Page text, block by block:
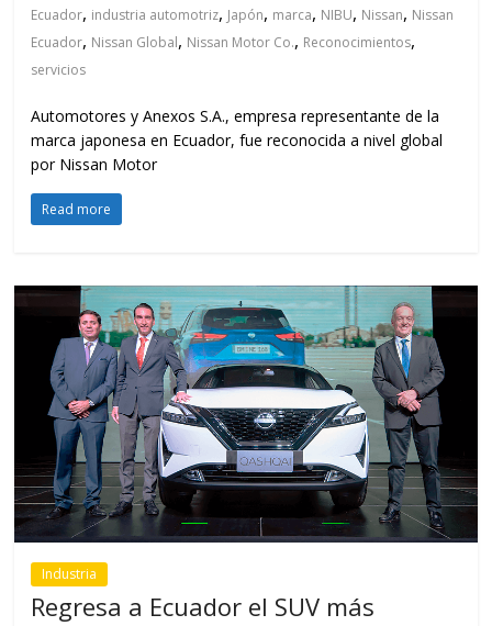
Ecuador, industria automotriz, Japón, marca, NIBU, Nissan, Nissan
Ecuador, Nissan Global, Nissan Motor Co., Reconocimientos,
servicios
Automotores y Anexos S.A., empresa representante de la
marca japonesa en Ecuador, fue reconocida a nivel global
por Nissan Motor
Read more
Industria
Regresa a Ecuador el SUV más